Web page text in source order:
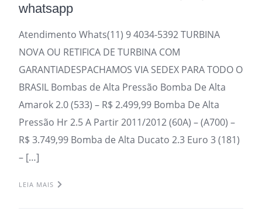
whatsapp
Atendimento Whats(11) 9 4034-5392 TURBINA
NOVA OU RETIFICA DE TURBINA COM
GARANTIADESPACHAMOS VIA SEDEX PARA TODO O
BRASIL Bombas de Alta Pressão Bomba De Alta
Amarok 2.0 (533) – R$ 2.499,99 Bomba De Alta
Pressão Hr 2.5 A Partir 2011/2012 (60A) – (A700) –
R$ 3.749,99 Bomba de Alta Ducato 2.3 Euro 3 (181)
– […]
LEIA MAIS